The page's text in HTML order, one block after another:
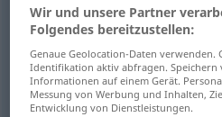
aussprechen pronounce
erklärenfür,bezeichnenals
Wir und unsere Partner
Folgendes bereitzustellen:
Genaue Geolocation-Daten verwenden.
Identifikation aktiv abfragen.
Informationen auf einem Gerät.
Messung von Werbung und Inhalten,
Entwicklung von Dienstleistungen.